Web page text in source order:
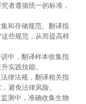
者遵循统一的标准，
和存储规范。翻译指
些规范，从而提高样
中，翻译样本收集指
实践技能。
律法规，翻译相关指
避免法律风险。
测中，准确收集生物